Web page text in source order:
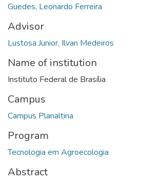
Guedes, Leonardo Ferreira
Advisor
Lustosa Junior, Ilvan Medeiros
Name of institution
Instituto Federal de Brasília
Campus
Campus Planaltina
Program
Tecnologia em Agroecologia
Abstract